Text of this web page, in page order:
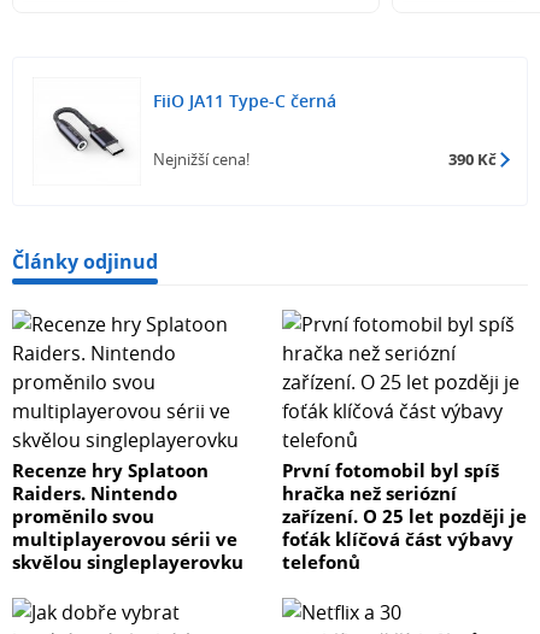
FiiO JA11 Type-C černá
Nejnižší cena! 390 Kč
Články odjinud
Recenze hry Splatoon
Raiders. Nintendo
proměnilo svou
multiplayerovou sérii ve
skvělou singleplayerovku
První fotomobil byl spíš
hračka než seriózní
zařízení. O 25 let později je
foťák klíčová část výbavy
telefonů